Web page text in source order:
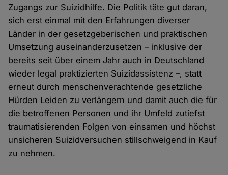
Zugangs zur Suizidhilfe. Die Politik täte gut daran,
sich erst einmal mit den Erfahrungen diverser
Länder in der gesetzgeberischen und praktischen
Umsetzung auseinanderzusetzen – inklusive der
bereits seit über einem Jahr auch in Deutschland
wieder legal praktizierten Suizidassistenz –, statt
erneut durch menschenverachtende gesetzliche
Hürden Leiden zu verlängern und damit auch die für
die betroffenen Personen und ihr Umfeld zutiefst
traumatisierenden Folgen von einsamen und höchst
unsicheren Suizidversuchen stillschweigend in Kauf
zu nehmen.